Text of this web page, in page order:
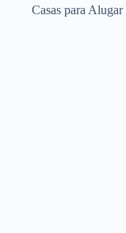
Casas para